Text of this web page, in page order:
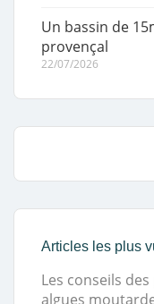
Un bassin de
provençal
22/07/2026
Articles les plus
Les conseils
algues